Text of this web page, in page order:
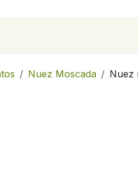
Nuez Moscada Nuez